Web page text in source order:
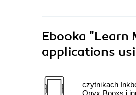
Ebooka "Learn
applications
czytnikach